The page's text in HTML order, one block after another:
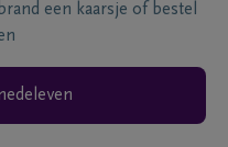
een kaarsje of bestel